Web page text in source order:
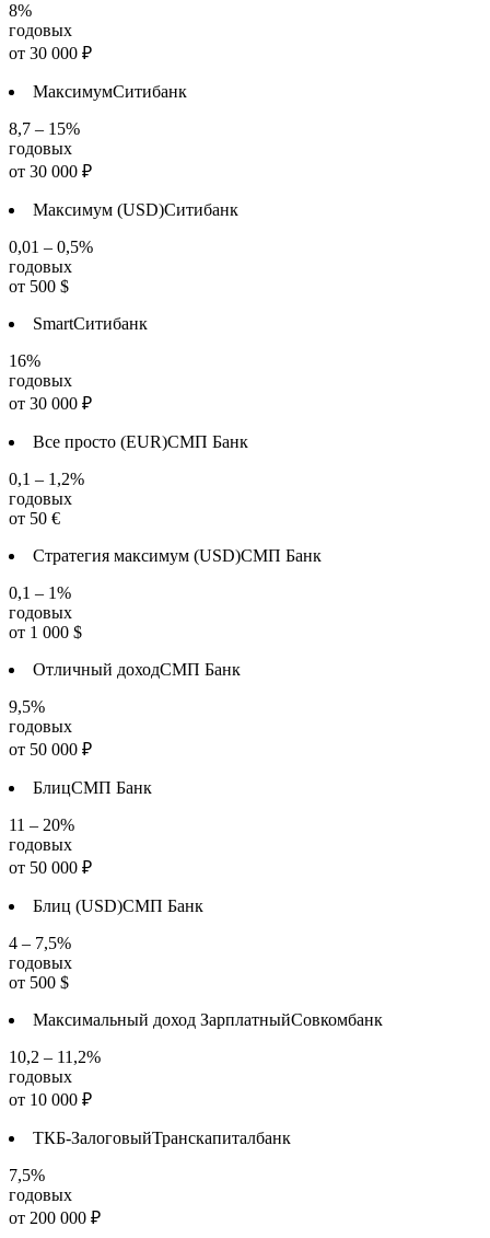
8%
годовых
от 30 000 ₽
МаксимумСитибанк
8,7 – 15%
годовых
от 30 000 ₽
Максимум (USD)Ситибанк
0,01 – 0,5%
годовых
от 500 $
SmartСитибанк
16%
годовых
от 30 000 ₽
Все просто (EUR)СМП Банк
0,1 – 1,2%
годовых
от 50 €
Стратегия максимум (USD)СМП Банк
0,1 – 1%
годовых
от 1 000 $
Отличный доходСМП Банк
9,5%
годовых
от 50 000 ₽
БлицСМП Банк
11 – 20%
годовых
от 50 000 ₽
Блиц (USD)СМП Банк
4 – 7,5%
годовых
от 500 $
Максимальный доход ЗарплатныйСовкомбанк
10,2 – 11,2%
годовых
от 10 000 ₽
ТКБ-ЗалоговыйТранскапиталбанк
7,5%
годовых
от 200 000 ₽